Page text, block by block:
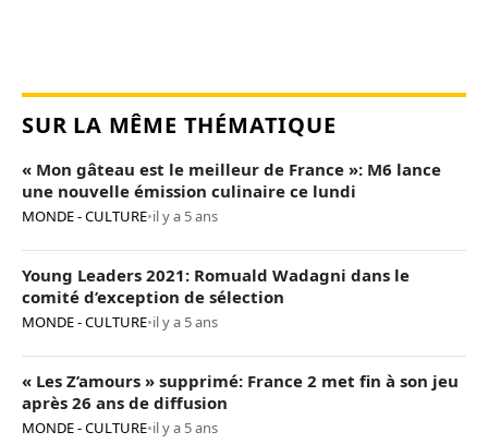
SUR LA MÊME THÉMATIQUE
« Mon gâteau est le meilleur de France »: M6 lance
une nouvelle émission culinaire ce lundi
MONDE - CULTURE•il y a 5 ans
Young Leaders 2021: Romuald Wadagni dans le
comité d’exception de sélection
MONDE - CULTURE•il y a 5 ans
« Les Z’amours » supprimé: France 2 met fin à son jeu
après 26 ans de diffusion
MONDE - CULTURE•il y a 5 ans